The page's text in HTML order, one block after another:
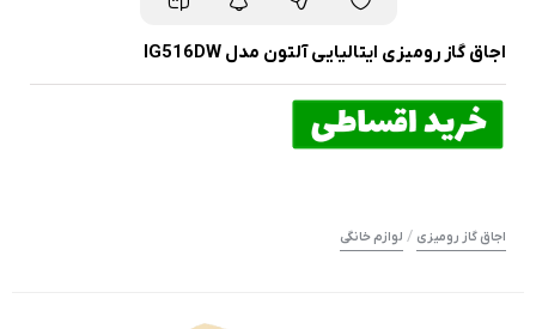
اجاق گاز رومیزی ایتالیایی آلتون مدل IG516DW
اجاق گاز رومیزی / لوازم خانگی